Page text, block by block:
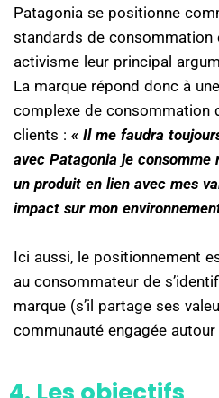
Patagonia se positionne
standards de consommation
activisme leur principal
La marque répond donc à
complexe de consommation
clients : « Il me faudra
avec Patagonia je consomme
un produit en lien avec mes
impact sur mon
Ici aussi, le positionnement
au consommateur de
marque (s’il partage ses
communauté engagée autour